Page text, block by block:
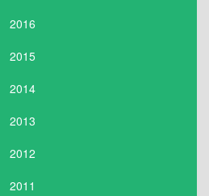
2016
2015
2014
2013
2012
2011